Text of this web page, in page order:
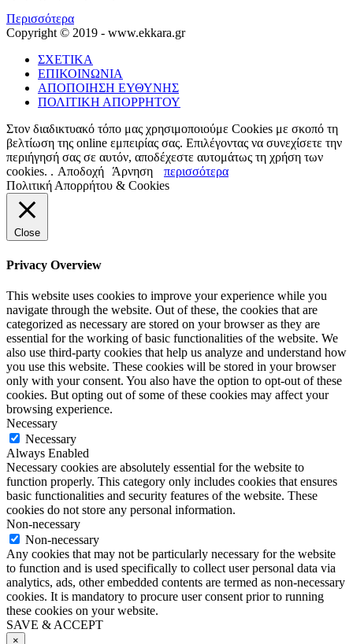
Περισσότερα
Copyright © 2019 - www.ekkara.gr
ΣΧΕΤΙΚΑ
ΕΠΙΚΟΙΝΩΝΙΑ
ΑΠΟΠΟΙΗΣΗ ΕΥΘΥΝΗΣ
ΠΟΛΙΤΙΚΗ ΑΠΟΡΡΗΤΟΥ
Στον διαδικτυακό τόπο μας χρησιμοποιούμε Cookies με σκοπό τη
βελτίωση της online εμπειρίας σας. Επιλέγοντας να συνεχίσετε την
περιήγησή σας σε αυτόν, αποδέχεστε αυτομάτως τη χρήση των
cookies. . Αποδοχή Άρνηση
περισσότερα
Πολιτική Απορρήτου & Cookies
Close
Privacy Overview
This website uses cookies to improve your experience while you
navigate through the website. Out of these, the cookies that are
categorized as necessary are stored on your browser as they are
essential for the working of basic functionalities of the website. We
also use third-party cookies that help us analyze and understand how
you use this website. These cookies will be stored in your browser
only with your consent. You also have the option to opt-out of these
cookies. But opting out of some of these cookies may affect your
browsing experience.
Necessary
Necessary
Always Enabled
Necessary cookies are absolutely essential for the website to
function properly. This category only includes cookies that ensures
basic functionalities and security features of the website. These
cookies do not store any personal information.
Non-necessary
Non-necessary
Any cookies that may not be particularly necessary for the website
to function and is used specifically to collect user personal data via
analytics, ads, other embedded contents are termed as non-necessary
cookies. It is mandatory to procure user consent prior to running
these cookies on your website.
SAVE & ACCEPT
×